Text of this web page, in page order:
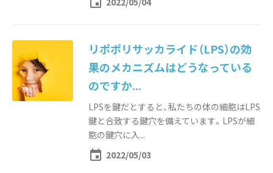
リポポリサッカライド（LPS）の効
果のメカニズムはどうなっている
のですか...
LPSを鍵だとすると、私たちの体の細胞はLPS
鍵と合致する鍵穴を備えています。LPSが細
胞の鍵穴に入...
event 2022/05/03